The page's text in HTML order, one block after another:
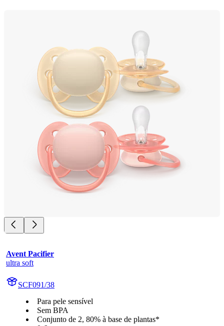
Avent Pacifier
ultra soft
SCF091/38
Para pele sensível
Sem BPA
Conjunto de 2, 80% à base de plantas*